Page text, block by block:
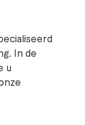
In de
u